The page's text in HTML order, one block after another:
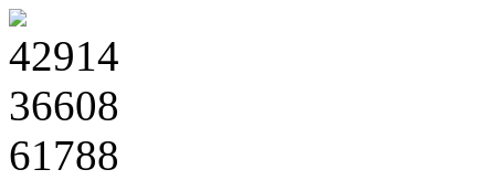
42914
36608
61788